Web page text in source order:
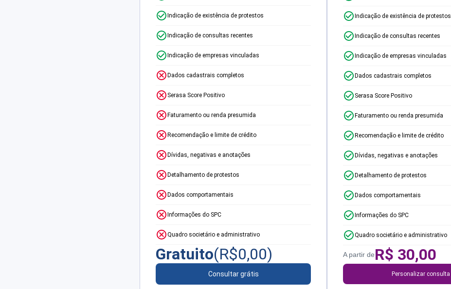
Indicação de existência de protestos
Indicação de consultas recentes
Indicação de empresas vinculadas
Dados cadastrais completos
Serasa Score Positivo
Faturamento ou renda presumida
Recomendação e limite de crédito
Dívidas, negativas e anotações
Detalhamento de protestos
Dados comportamentais
Informações do SPC
Quadro societário e administrativo
Gratuito(R$0,00)
Consultar grátis
Indicação de existência de protestos
Indicação de consultas recentes
Indicação de empresas vinculadas
Dados cadastrais completos
Serasa Score Positivo
Faturamento ou renda presumida
Recomendação e limite de crédito
Dívidas, negativas e anotações
Detalhamento de protestos
Dados comportamentais
Informações do SPC
Quadro societário e administrativo
A partir deR$ 30,00
Personalizar consulta